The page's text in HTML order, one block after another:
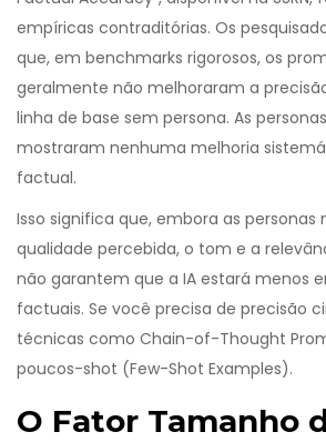
empíricas contraditórias. Os
que, em benchmarks rigorosos, os
geralmente não melhoraram a
linha de base sem persona. As
mostraram nenhuma melhoria
factual.
Isso significa que, embora as personas
qualidade percebida, o tom e a
não garantem que a IA estará menos
factuais. Se você precisa de precisão
técnicas como Chain-of-Thought
poucos-shot (Few-Shot Examples).
O Fator Tamanho